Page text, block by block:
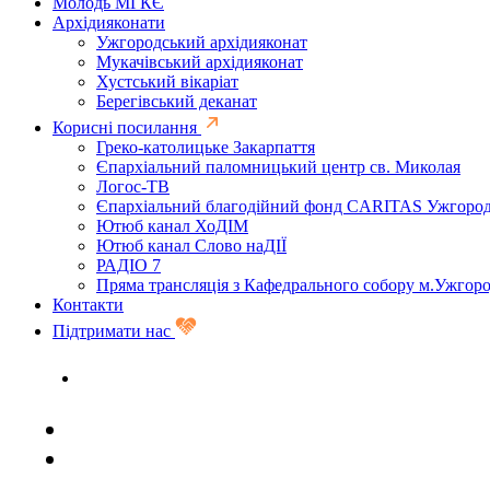
Архідияконати
Ужгородський архідияконат
Мукачівський архідияконат
Хустський вікаріат
Берегівський деканат
Корисні посилання
Греко-католицьке Закарпаття
Єпархіальний паломницький центр св. Миколая
Логос-ТВ
Єпархіальний благодійний фонд CARITAS
Ютюб канал ХоДІМ
Ютюб канал Слово наДІЇ
РАДІО 7
Пряма трансляція з Кафедрального собору
Контакти
Підтримати нас